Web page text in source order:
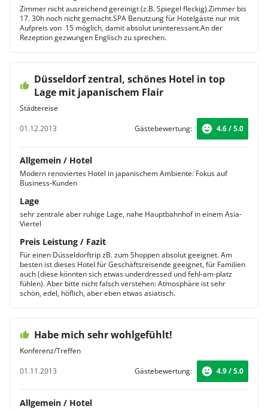
Zimmer nicht ausreichend gereinigt (z.B. Spiegel fleckig).Zimmer bis
17. 30h noch nicht gemacht.SPA Benutzung für Hotelgäste nur mit
Aufpreis von  15 möglich, damit absolut uninteressant.An der
Rezeption gezwungen Englisch zu sprechen.
Düsseldorf zentral, schönes Hotel in top
Lage mit japanischem Flair
Städtereise
01.12.2013
Gästebewertung: 4.6 / 5.0
Allgemein / Hotel
Modern renoviertes Hotel in japanischem Ambiente: Fokus auf
Business-Kunden
Lage
sehr zentrale aber ruhige Lage, nahe Hauptbahnhof in einem Asia-
Viertel
Preis Leistung / Fazit
Für einen Düsseldorftrip zB. zum Shoppen absolut geeignet. Am
besten ist dieses Hotel für Geschäftsreisende geeignet, für Familien
auch (diese könnten sich etwas underdressed und fehl-am-platz
fühlen). Aber bitte nicht falsch verstehen: Atmosphäre ist sehr
schön, edel, höflich, aber eben etwas asiatisch.
Habe mich sehr wohlgefühlt!
Konferenz/Treffen
01.11.2013
Gästebewertung: 4.9 / 5.0
Allgemein / Hotel